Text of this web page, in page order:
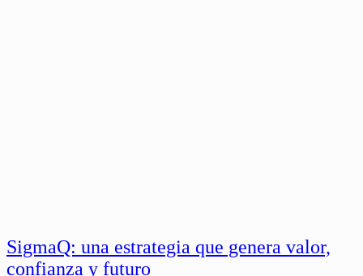
SigmaQ: una estrategia que genera valor,
confianza y futuro